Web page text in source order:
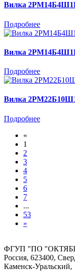
Вилка
Подробнее
Вилка
Подробнее
Вилка
Подробнее
«
1
2
3
4
5
6
7
...
53
»
ФГУП "ПО
Россия, 623400,
Каменск-